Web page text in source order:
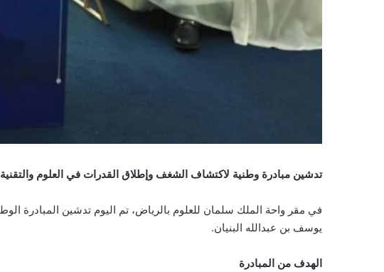
تدشين مبادرة وطنية لاكتشاف الشغف وإطلاق القدرات في العلوم والتقنية
يوسف بن عبدالله البنيان.
الهدف من المبادرة